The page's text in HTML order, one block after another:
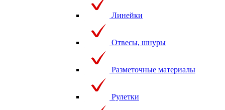
Линейки
Отвесы, шнуры
Разметочные материалы
Рулетки